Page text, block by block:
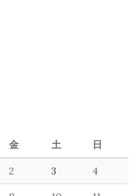
金 土 日
2 3 4